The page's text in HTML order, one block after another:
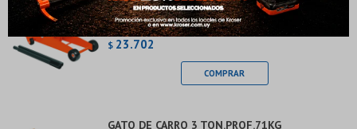
GATO DE CARRO 3TON ELEV.RAP.36.8KG
(L:72CM) TRUPER GAPRO-300
$ 23.702
GATO DE CARRO 3 TON.PROF.71KG
Fecha de nacimiento
Día
Elegís Pago Después como metodo de pago
* sujeto a aprobación crediticia. El monto disponible
puede variar por comercio